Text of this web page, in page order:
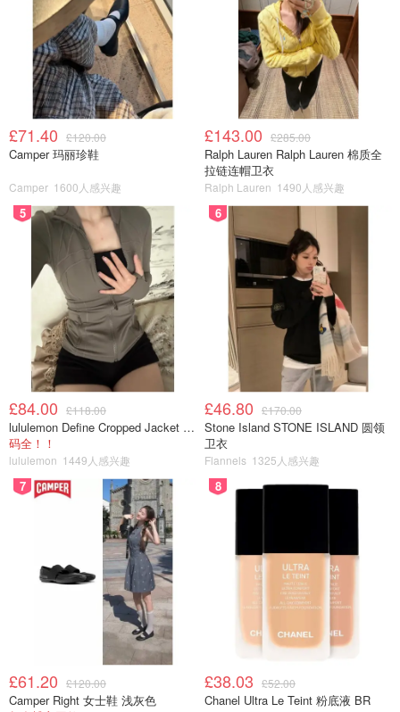
潘海利根2025年的这支新香
黛芙妮花束香水的灵感据说来
自查尔斯国王花园中的瑞香花。前调黑加仑叶有一种非常强
势的勃发感，中后调花香的占比逐渐增加，味道变得柔和、
典雅，尾调苔藓、雪松、香根草落地，整体清雅而有底蕴，
典雅英伦气质贯穿始终。很适合喜欢复古浪漫风格的女生。
图片来自于@harrods ，版权属于原作者
这是一款很有生命力和充满活动的香气，自用和送给家人朋
友都很适合。（
购买链接
中调：瑞香花
£71.40 £120.00
Camper 玛丽珍鞋
Camper 1600人感兴趣
£143.00 £285.00
Ralph Lauren Ralph Lauren 棉质全
拉链连帽卫衣
Ralph Lauren 1490人感兴趣
5
£84.00 £118.00
lululemon Define Cropped Jacket Nulu 短款夹克
码全！！
lululemon 1449人感兴趣
6
£46.80 £170.00
Stone Island STONE ISLAND 圆领
卫衣
Flannels 1325人感兴趣
7
£61.20 £120.00
Camper Right 女士鞋 浅灰色
8
£38.03 £52.00
Chanel Ultra Le Teint 粉底液 BR